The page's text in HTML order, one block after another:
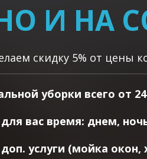
И НА
скидку 5% от цены
уборки всего от
вас время: днем,
услуги (мойка окон,